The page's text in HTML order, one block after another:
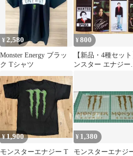
¥2,580
Monster Energy ブラッ
ク Tシャツ
¥800
【新品・4種セッ
ンスター エナジー
¥1,900
モンスターエナジー T
¥ 1,380
モンスターエナジ